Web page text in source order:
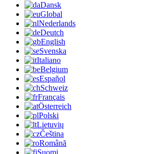
Dansk
Global
Nederlands
Deutch
English
Svenska
Italiano
Belgium
Español
Schweiz
Français
Österreich
Polski
Lietuvių
Čeština
Română